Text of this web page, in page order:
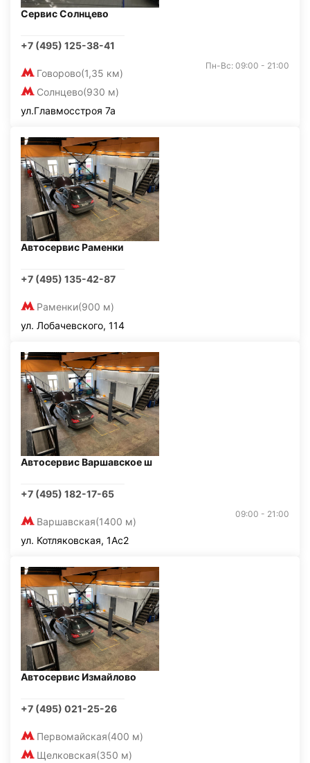
Сервис Солнцево
+7 (495) 125-38-41
Говорово(1,35 км)
Солнцево(930 м)
Пн-Вс: 09:00 - 21:00
ул.Главмосстроя 7а
Автосервис Раменки
+7 (495) 135-42-87
Раменки(900 м)
ул. Лобачевского, 114
Автосервис Варшавское ш
+7 (495) 182-17-65
Варшавская(1400 м)
09:00 - 21:00
ул. Котляковская, 1Ас2
Автосервис Измайлово
+7 (495) 021-25-26
Первомайская(400 м)
Щелковская(350 м)